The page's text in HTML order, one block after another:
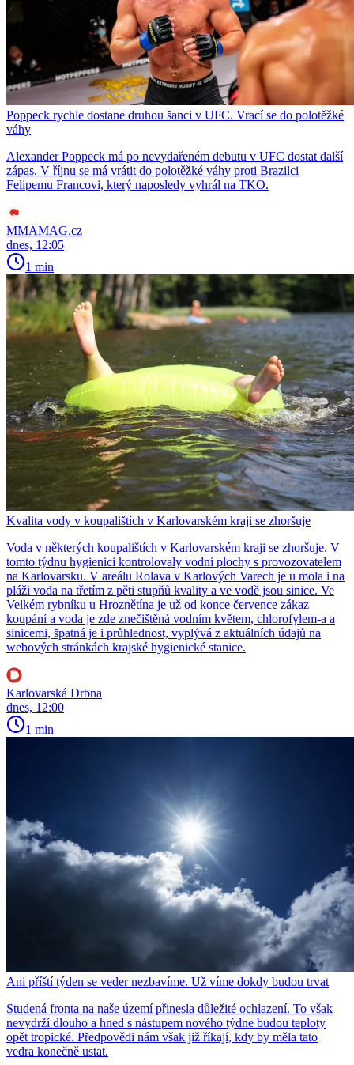
Poppeck rychle dostane druhou šanci v UFC. Vrací se do polotěžké
váhy
Alexander Poppeck má po nevydařeném debutu v UFC dostat další
zápas. V říjnu se má vrátit do polotěžké váhy proti Brazilci
Felipemu Francovi, který naposledy vyhrál na TKO.
MMAMAG.cz
dnes, 12:05
1 min
Kvalita vody v koupalištích v Karlovarském kraji se zhoršuje
Voda v některých koupalištích v Karlovarském kraji se zhoršuje. V
tomto týdnu hygienici kontrolovaly vodní plochy s provozovatelem
na Karlovarsku. V areálu Rolava v Karlových Varech je u mola i na
pláži voda na třetím z pěti stupňů kvality a ve vodě jsou sinice. Ve
Velkém rybníku u Hroznětína je už od konce července zákaz
koupání a voda je zde znečištěná vodním květem, chlorofylem-a a
sinicemi, špatná je i průhlednost, vyplývá z aktuálních údajů na
webových stránkách krajské hygienické stanice.
Karlovarská Drbna
dnes, 12:00
1 min
Ani příští týden se veder nezbavíme. Už víme dokdy budou trvat
Studená fronta na naše území přinesla důležité ochlazení. To však
nevydrží dlouho a hned s nástupem nového týdne budou teploty
opět tropické. Předpovědi nám však již říkají, kdy by měla tato
vedra konečně ustat.